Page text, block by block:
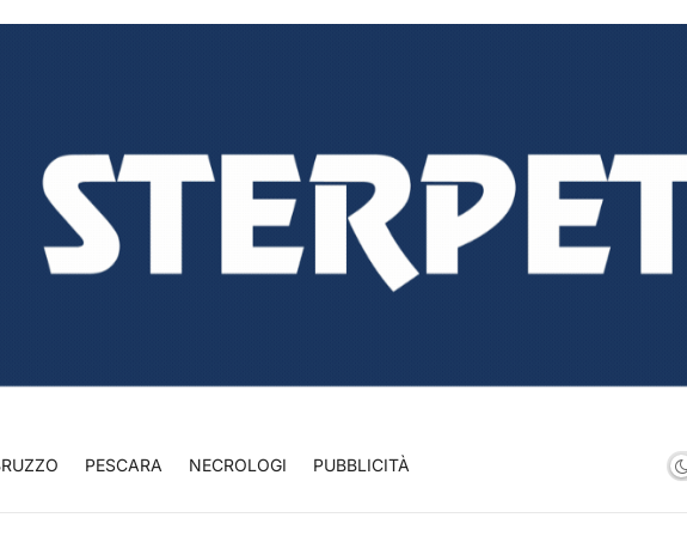
PESCARA NECROLOGI PUBBLICITÀ